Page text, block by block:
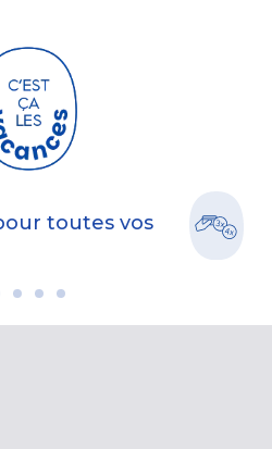
toutes vos